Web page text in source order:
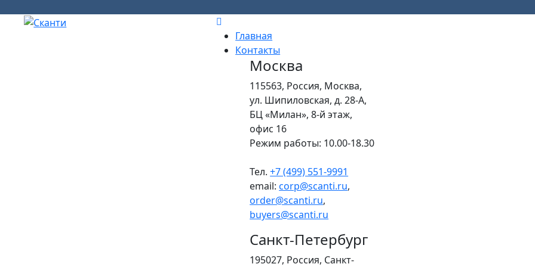
Главная
Контакты
Москва
115563, Россия, Москва,
ул. Шипиловская, д. 28-А,
БЦ «Милан», 8-й этаж,
офис 16
Режим работы: 10.00-18.30
Тел.+7 (499) 551-9991
email:corp@scanti.ru,
order@scanti.ru,
buyers@scanti.ru
Санкт-Петербург
195027, Россия, Санкт-